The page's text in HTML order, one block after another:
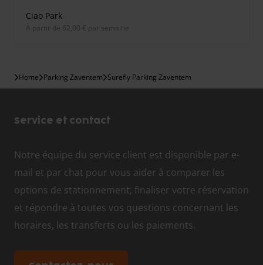
Ciao Park
À partir de 62,00 € par semaine
Home Parking Zaventem Surefly Parking Zaventem
Service et contact
Notre équipe du service client est disponible par e-
mail et par chat pour vous aider à comparer les
options de stationnement, finaliser votre réservation
et répondre à toutes vos questions concernant les
horaires, les transferts ou les paiements.